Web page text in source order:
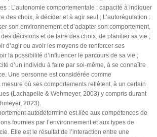
: L’autonomie comportementale : capacité à indiquer
des choix, à décider et à agir seul ; L’autorégulation :
son environnement et d’adapter son comportement,
décisions et de faire des choix, de planifier sa vie ;
d’agir ou avoir les moyens de renforcer ses
la possibilité d’influencer le parcours de sa vie ;
d’un individu à faire par soi-même, à se connaître
Une personne est considérée comme
où ses comportements reflètent, à un certain
(Lachapelle & Wehmeyer, 2003) y compris durant
2023).
autodéterminé est liée aux compétences de
fournies par l’environnement et aux types de
Elle est le résultat de l’interaction entre une